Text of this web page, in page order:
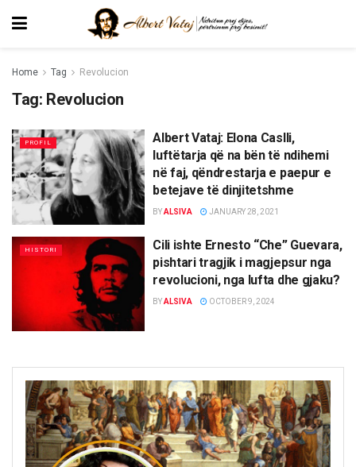
Home Tag Revolucion
Tag: Revolucion
PROFIL
Albert Vataj: Elona Caslli,
luftëtarja që na bën të ndihemi
në faj, qëndrestarja e paepur e
betejave të dinjitetshme
BYALSIVA JANUARY 28, 2021
HISTORI
Cili ishte Ernesto “Che” Guevara,
pishtari tragjik i magjepsur nga
revolucioni, nga lufta dhe gjaku?
BYALSIVA OCTOBER 9, 2024